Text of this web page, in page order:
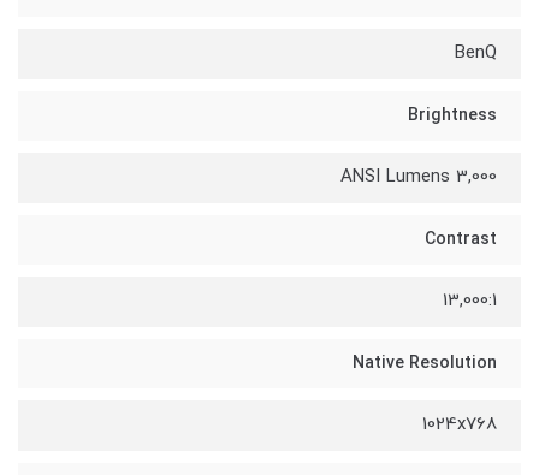
BenQ
Brightness
3,000 ANSI Lumens
Contrast
13,000:1
Native Resolution
1024x768